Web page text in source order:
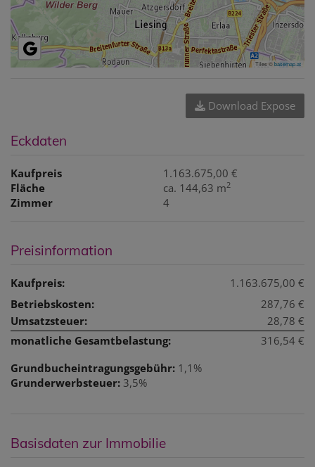
Tiles ©basemap.at
Download Expose
Eckdaten
Kaufpreis
1.163.675,00 €
Fläche
ca. 144,63 m2
Zimmer 4
Preisinformation
Kaufpreis:
1.163.675,00 €
Betriebskosten:
287,76 €
Umsatzsteuer:
28,78 €
monatliche Gesamtbelastung:
316,54 €
Grundbucheintragungsgebühr: 1,1%
Grunderwerbsteuer: 3,5%
Basisdaten zur Immobilie